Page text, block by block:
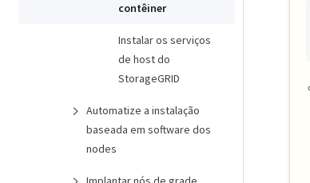
contêiner
Instalar os serviços
de host do
StorageGRID
Automatize a instalação
baseada em software dos
nodes